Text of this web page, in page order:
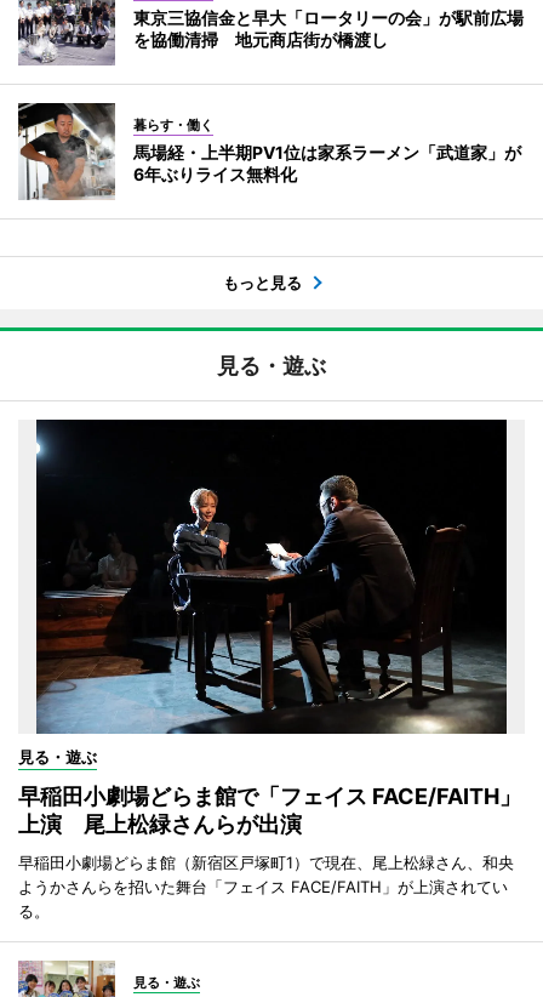
東京三協信金と早大「ロータリーの会」が駅前広場
を協働清掃 地元商店街が橋渡し
暮らす・働く
馬場経・上半期PV1位は家系ラーメン「武道家」が
6年ぶりライス無料化
もっと見る
見る・遊ぶ
見る・遊ぶ
早稲田小劇場どらま館で「フェイス FACE/FAITH」
上演 尾上松緑さんらが出演
早稲田小劇場どらま館（新宿区戸塚町1）で現在、尾上松緑さん、和央
ようかさんらを招いた舞台「フェイス FACE/FAITH」が上演されてい
る。
見る・遊ぶ